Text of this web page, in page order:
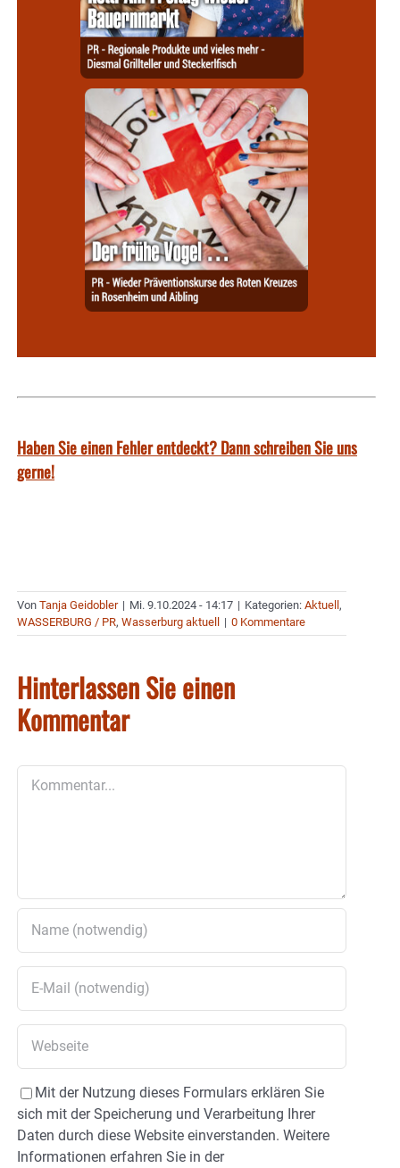
Haben Sie einen Fehler entdeckt? Dann schreiben Sie uns
gerne!
Von Tanja Geidobler | Mi. 9.10.2024 - 14:17 | Kategorien: Aktuell ,
WASSERBURG / PR, Wasserburg aktuell | 0 Kommentare
Hinterlassen Sie einen
Kommentar
Mit der Nutzung dieses Formulars erklären Sie
sich mit der Speicherung und Verarbeitung Ihrer
Daten durch diese Website einverstanden. Weitere
Informationen erfahren Sie in der